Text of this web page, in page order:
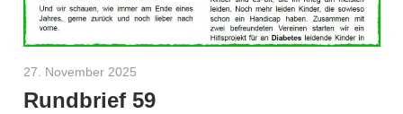
27. November 2025
Rundbrief 59